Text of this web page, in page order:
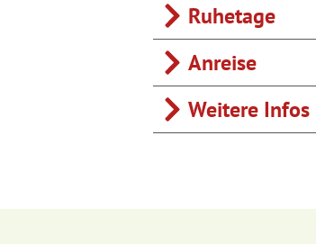
Ruhetage
Anreise
Weitere Infos